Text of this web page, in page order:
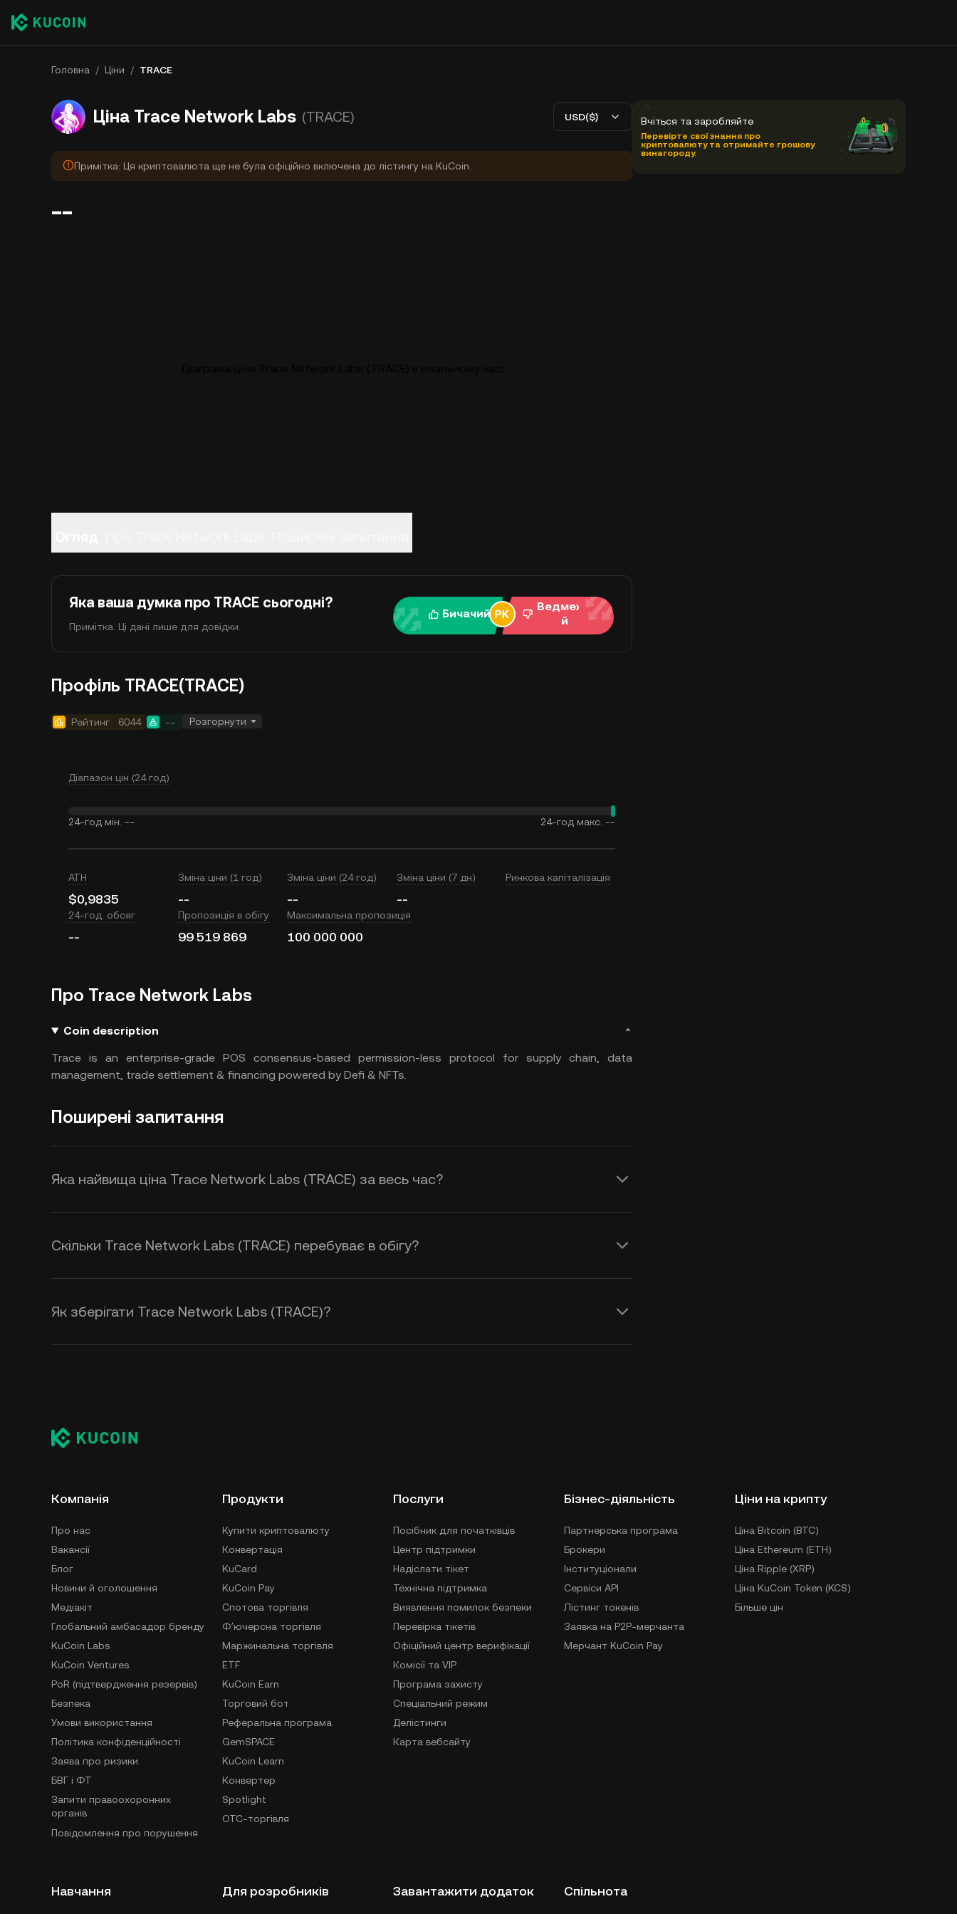
Головна / Ціни / TRACE
Ціна Trace Network Labs (TRACE) USD($)
Примітка: Ця криптовалюта ще не була офіційно включена до лістингу на KuCoin.
--
Яка ваша думка про TRACE сьогодні?
Примітка. Ці дані лише для довідки.
Бичачий
Ведмежи
й
Профіль TRACE(TRACE)
Рейтинг 6044 -- Розгорнути
Діапазон цін (24 год)
24-год мін. -- 24-год макс. --
ATH
$0,9835
Зміна ціни (1 год)
--
Зміна ціни (24 год)
--
Зміна ціни (7 дн)
--
Ринкова капіталізація
24-год. обсяг
--
Пропозиція в обігу
99 519 869
Максимальна пропозиція
100 000 000
Про Trace Network Labs
Coin description
Trace is an enterprise-grade POS consensus-based permission-less protocol for supply chain, data
management, trade settlement & financing powered by Defi & NFTs.
Поширені запитання
Яка найвища ціна Trace Network Labs (TRACE) за весь час?
Скільки Trace Network Labs (TRACE) перебуває в обігу?
Як зберігати Trace Network Labs (TRACE)?
Вчіться та заробляйте
Перевірте свої знання про
криптовалюту та отримайте грошову
винагороду.
Компанія
Про нас
Вакансії
Блог
Новини й оголошення
Медіакіт
Глобальний амбасадор бренду
KuCoin Labs
KuCoin Ventures
PoR (підтвердження резервів)
Безпека
Умови використання
Політика конфіденційності
Заява про ризики
БВГ і ФТ
Запити правоохоронних
органів
Повідомлення про порушення
Продукти
Купити криптовалюту
Конвертація
KuCard
KuCoin Pay
Спотова торгівля
Фʼючерсна торгівля
Маржинальна торгівля
ETF
KuCoin Earn
Торговий бот
Реферальна програма
GemSPACE
KuCoin Learn
Конвертер
Spotlight
OTC-торгівля
Послуги
Посібник для початківців
Центр підтримки
Надіслати тікет
Технічна підтримка
Виявлення помилок безпеки
Перевірка тікетів
Офіційний центр верифікації
Комісії та VIP
Програма захисту
Спеціальний режим
Делістинги
Карта вебсайту
Бізнес-діяльність
Партнерська програма
Брокери
Інституціонали
Сервіси API
Лістинг токенів
Заявка на P2P-мерчанта
Мерчант KuCoin Pay
Ціни на крипту
Ціна Bitcoin (BTC)
Ціна Ethereum (ETH)
Ціна Ripple (XRP)
Ціна KuCoin Token (KCS)
Більше цін
Навчання Для розробників Завантажити додаток Спільнота